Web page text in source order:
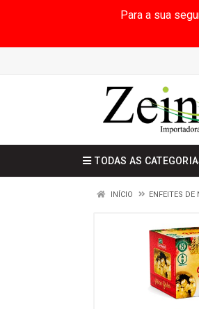
Para a sua
TODAS AS
INÍCIO ENFEITES DE